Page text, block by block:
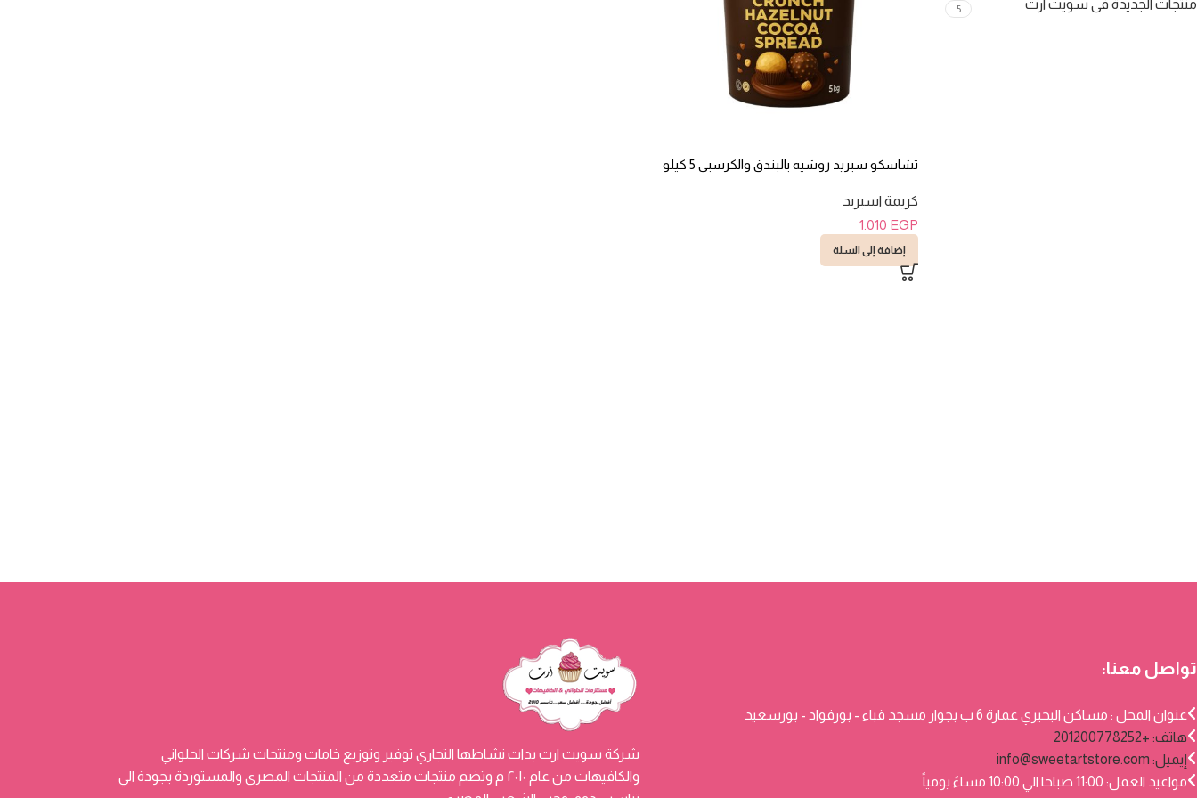
منتجات الجديدة فى سويت ارت 5
تشاسكو سبريد روشيه بالبندق والكرسبي 5 كيلو
كريمة اسبريد
1.010 EGP
إضافة إلى السلة
شركة سويت ارت بدات نشاطها التجاري توفير وتوزيع خامات ومنتجات شركات الحلواني
والكافيهات من عام ٢٠١٠ م وتضم منتجات متعددة من المنتجات المصرى والمستوردة بجودة الي
تواصل معنا:
عنوان المحل : مساكن البحيري عمارة 6 ب بجوار مسجد قباء - بورفواد - بورسعيد
هاتف: +201200778252
إيميل: info@sweetartstore.com
مواعيد العمل: 11:00 صباحا الي 10:00 مساءً يومياً